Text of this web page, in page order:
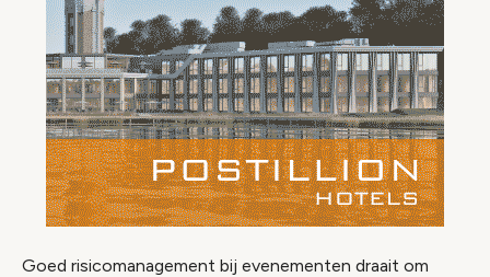
Goed risicomanagement bij evenementen draait om